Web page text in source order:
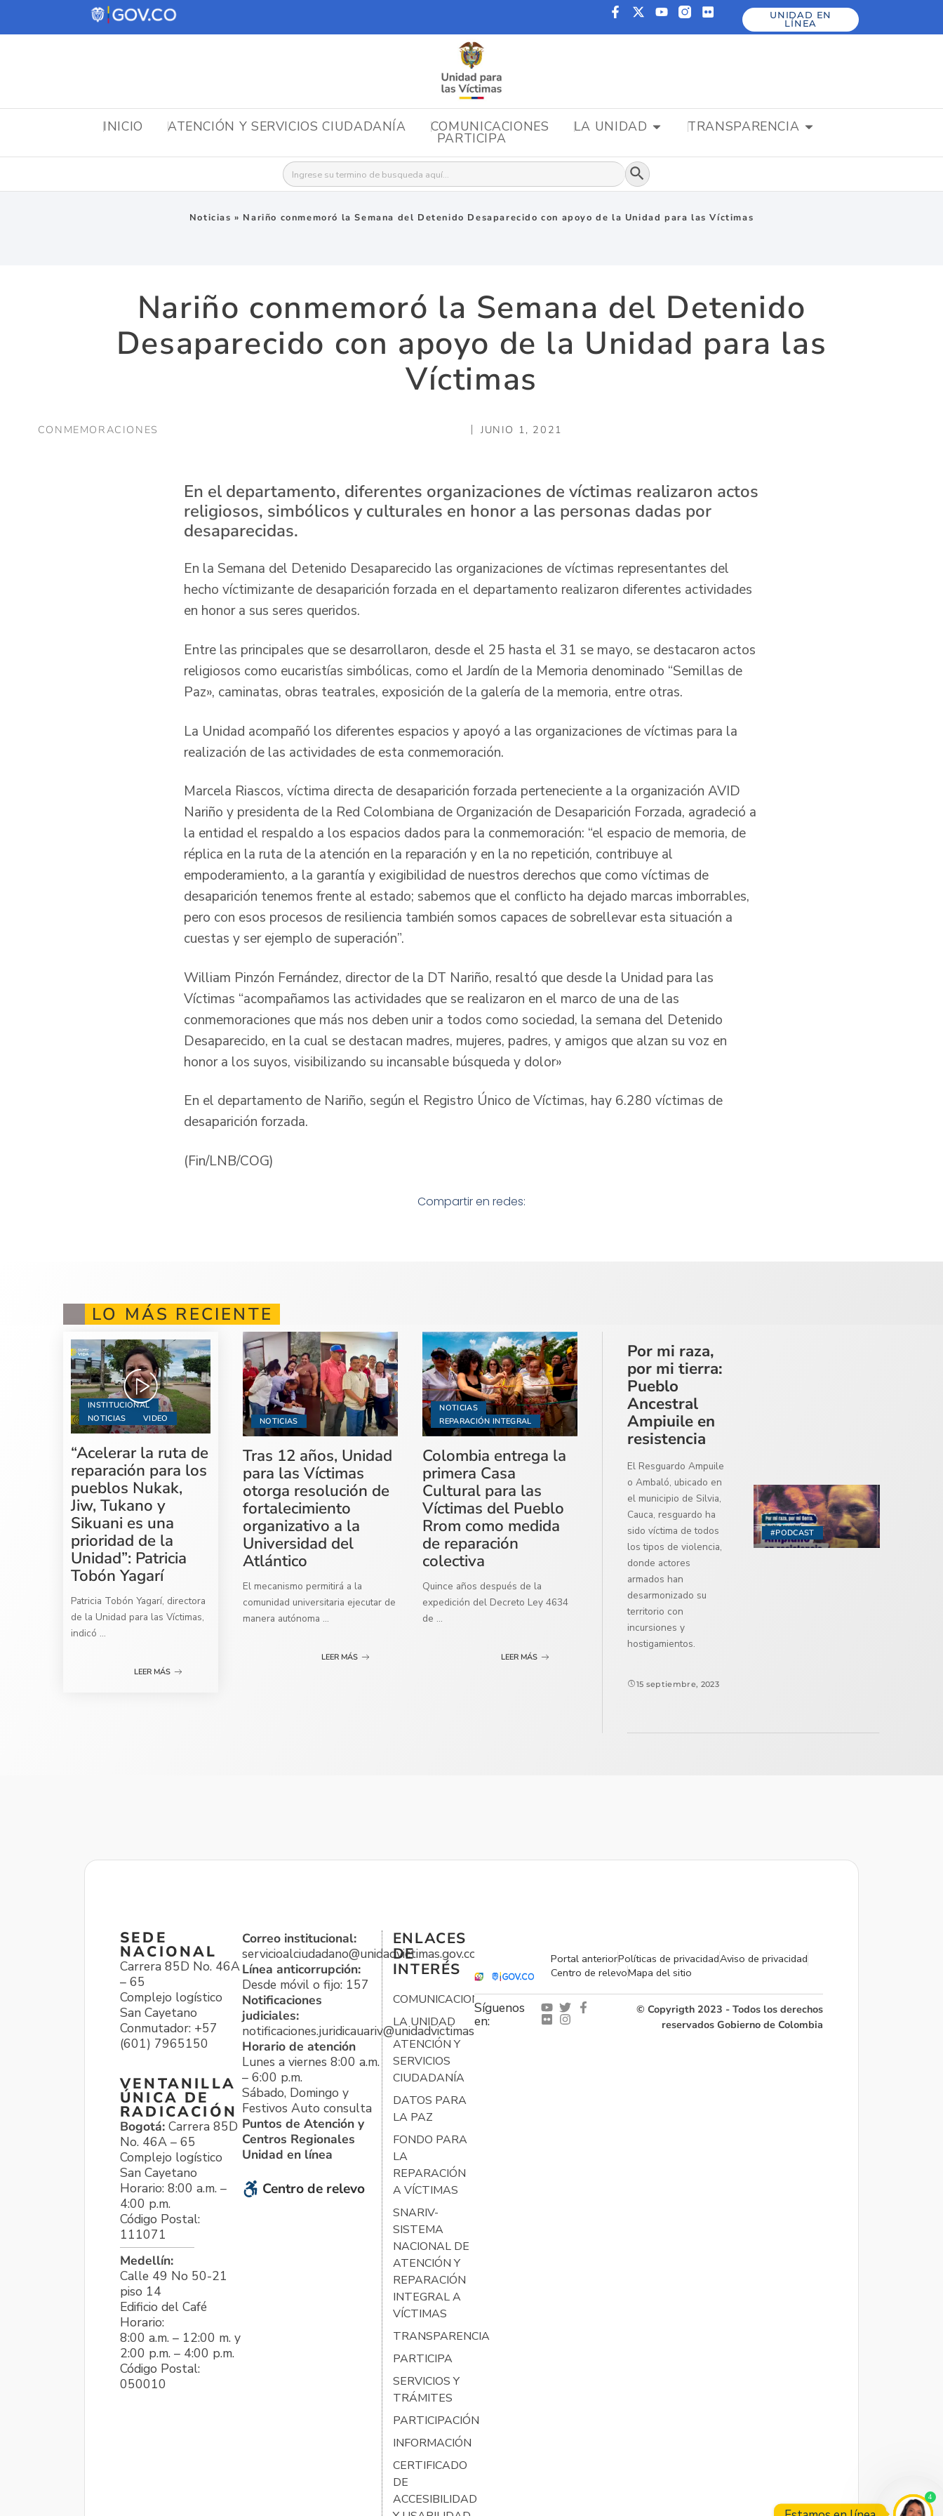
UNIDAD EN
LÍNEA
INICIO ATENCIÓN Y SERVICIOS CIUDADANÍA COMUNICACIONES LA UNIDAD TRANSPARENCIA
PARTICIPA
Buscar: Botón de búsqueda
Noticias » Nariño conmemoró la Semana del Detenido Desaparecido con apoyo de la Unidad para las Víctimas
Nariño conmemoró la Semana del Detenido
Desaparecido con apoyo de la Unidad para las
Víctimas
CONMEMORACIONES JUNIO 1, 2021
En el departamento, diferentes organizaciones de víctimas realizaron actos
religiosos, simbólicos y culturales en honor a las personas dadas por
desaparecidas.
En la Semana del Detenido Desaparecido las organizaciones de víctimas representantes del
hecho víctimizante de desaparición forzada en el departamento realizaron diferentes actividades
en honor a sus seres queridos.
Entre las principales que se desarrollaron, desde el 25 hasta el 31 se mayo, se destacaron actos
religiosos como eucaristías simbólicas, como el Jardín de la Memoria denominado “Semillas de
Paz», caminatas, obras teatrales, exposición de la galería de la memoria, entre otras.
La Unidad acompañó los diferentes espacios y apoyó a las organizaciones de víctimas para la
realización de las actividades de esta conmemoración.
Marcela Riascos, víctima directa de desaparición forzada perteneciente a la organización AVID
Nariño y presidenta de la Red Colombiana de Organización de Desaparición Forzada, agradeció a
la entidad el respaldo a los espacios dados para la conmemoración: “el espacio de memoria, de
réplica en la ruta de la atención en la reparación y en la no repetición, contribuye al
empoderamiento, a la garantía y exigibilidad de nuestros derechos que como víctimas de
desaparición tenemos frente al estado; sabemos que el conflicto ha dejado marcas imborrables,
pero con esos procesos de resiliencia también somos capaces de sobrellevar esta situación a
cuestas y ser ejemplo de superación”.
William Pinzón Fernández, director de la DT Nariño, resaltó que desde la Unidad para las
Víctimas “acompañamos las actividades que se realizaron en el marco de una de las
conmemoraciones que más nos deben unir a todos como sociedad, la semana del Detenido
Desaparecido, en la cual se destacan madres, mujeres, padres, y amigos que alzan su voz en
honor a los suyos, visibilizando su incansable búsqueda y dolor»
En el departamento de Nariño, según el Registro Único de Víctimas, hay 6.280 víctimas de
desaparición forzada.
(Fin/LNB/COG)
Compartir en redes:
LO MÁS RECIENTE
INSTITUCIONAL
NOTICIAS
VIDEO
“Acelerar la ruta de
reparación para los
pueblos Nukak,
Jiw, Tukano y
Sikuani es una
prioridad de la
Unidad”: Patricia
Tobón Yagarí
Patricia Tobón Yagarí, directora
de la Unidad para las Víctimas,
indicó ...
LEER MÁS
NOTICIAS
Tras 12 años, Unidad
para las Víctimas
otorga resolución de
fortalecimiento
organizativo a la
Universidad del
Atlántico
El mecanismo permitirá a la
comunidad universitaria ejecutar de
manera autónoma ...
LEER MÁS
NOTICIAS
REPARACIÓN INTEGRAL
Colombia entrega la
primera Casa
Cultural para las
Víctimas del Pueblo
Rrom como medida
de reparación
colectiva
Quince años después de la
expedición del Decreto Ley 4634
de ...
LEER MÁS
#PODCAST
Por mi raza,
por mi tierra:
Pueblo
Ancestral
Ampiuile en
resistencia
El Resguardo Ampuile
o Ambaló, ubicado en
el municipio de Silvia,
Cauca, resguardo ha
sido víctima de todos
los tipos de violencia,
donde actores
armados han
desarmonizado su
territorio con
incursiones y
hostigamientos.
15 septiembre, 2023
SEDE
NACIONAL
Carrera 85D No. 46A
– 65
Complejo logístico
San Cayetano
Conmutador: +57
(601) 7965150
VENTANILLA
ÚNICA DE
RADICACIÓN
Bogotá: Carrera 85D
No. 46A – 65
Complejo logístico
San Cayetano
Horario: 8:00 a.m. –
4:00 p.m.
Código Postal:
111071
Medellín:
Calle 49 No 50-21
piso 14
Edificio del Café
Horario:
8:00 a.m. – 12:00 m. y
2:00 p.m. – 4:00 p.m.
Código Postal:
050010
Correo institucional:
servicioalciudadano@unidadvictimas.gov.co
Línea anticorrupción:
Desde móvil o fijo: 157
Notificaciones
judiciales:
notificaciones.juridicauariv@unidadvictimas.gov.co
Horario de atención
Lunes a viernes 8:00 a.m.
– 6:00 p.m.
Sábado, Domingo y
Festivos Auto consulta
Puntos de Atención y
Centros Regionales
Unidad en línea
Centro de relevo
ENLACES
DE
INTERÉS
COMUNICACIONES
LA UNIDAD
ATENCIÓN Y
SERVICIOS
CIUDADANÍA
DATOS PARA
LA PAZ
FONDO PARA
LA
REPARACIÓN
A VÍCTIMAS
SNARIV-
SISTEMA
NACIONAL DE
ATENCIÓN Y
REPARACIÓN
INTEGRAL A
VÍCTIMAS
TRANSPARENCIA
PARTICIPA
SERVICIOS Y
TRÁMITES
PARTICIPACIÓN
INFORMACIÓN
CERTIFICADO
DE
ACCESIBILIDAD
Portal anteriorPolíticas de privacidadAviso de privacidad
Centro de relevoMapa del sitio
Síguenos
en:
© Copyrigth 2023 - Todos los derechos
reservados Gobierno de Colombia
4